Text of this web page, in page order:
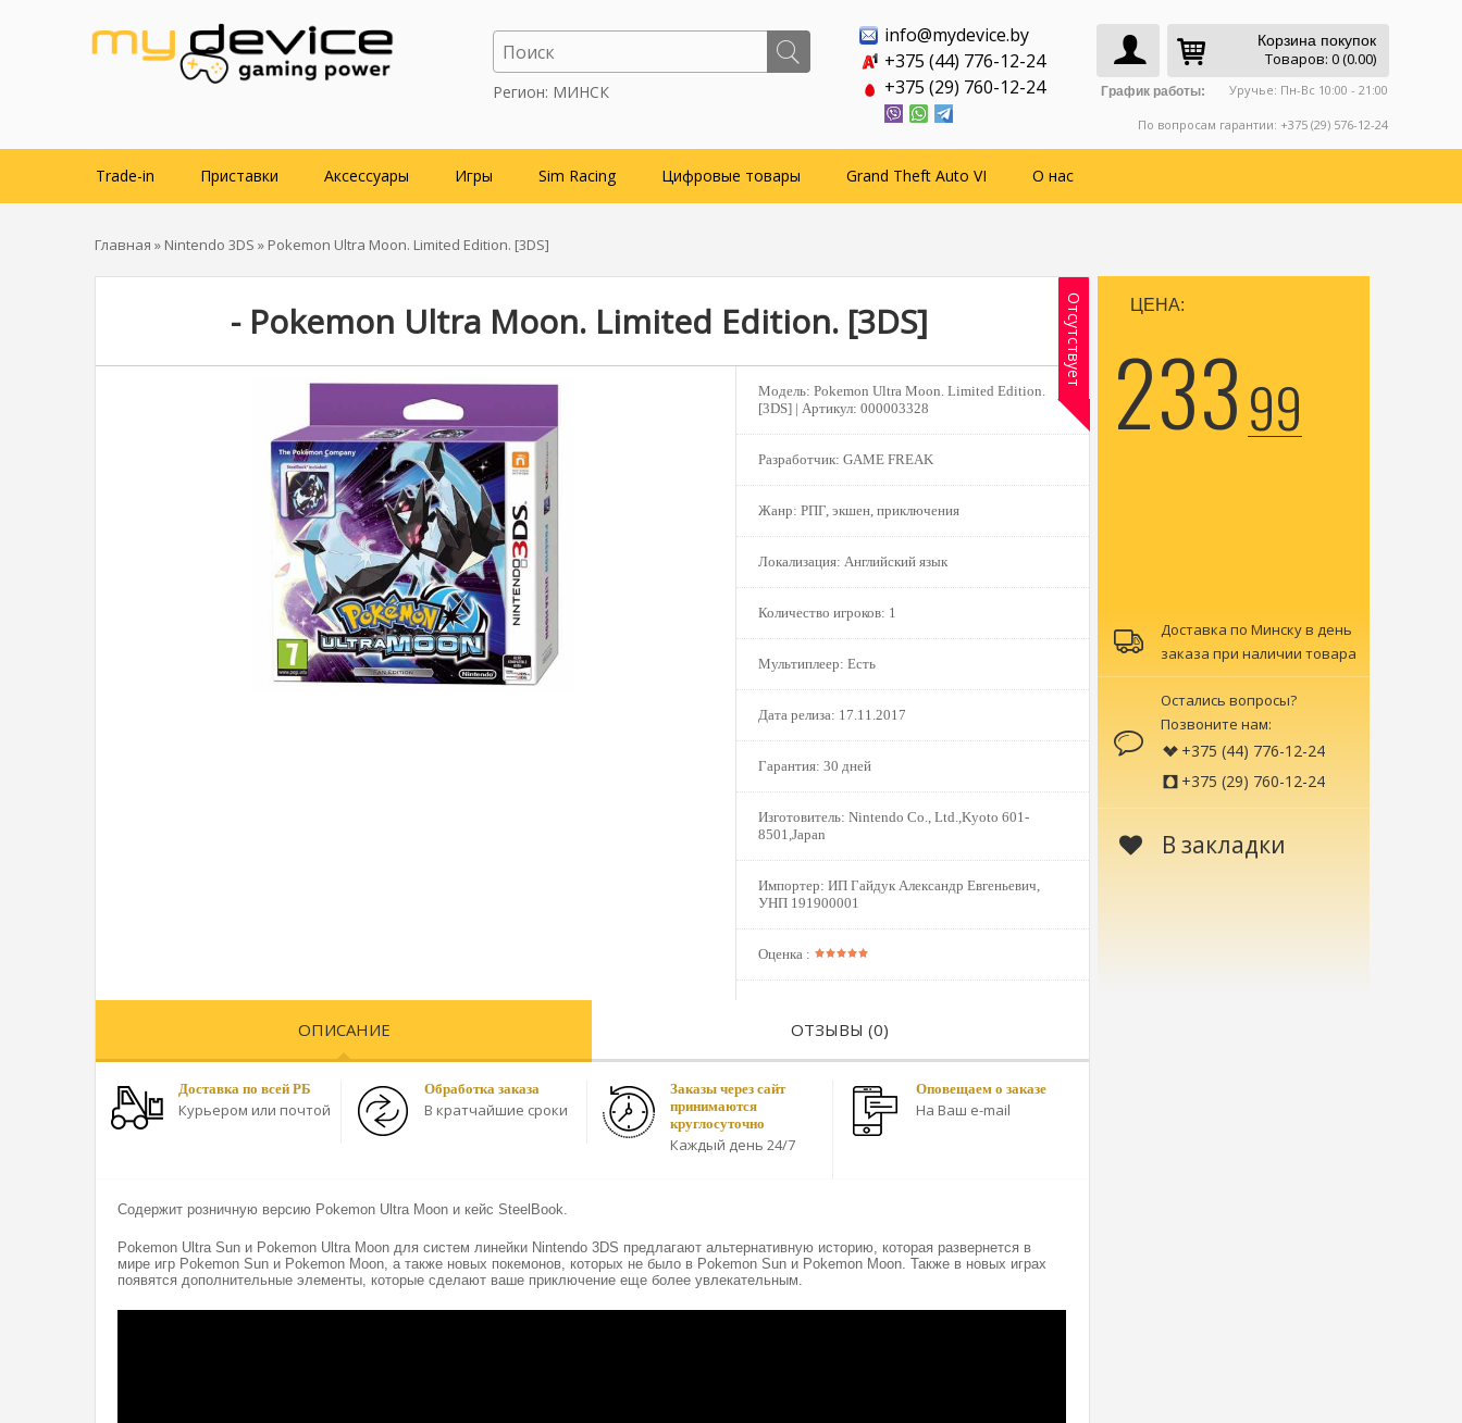
Регион: МИНСК
Корзина покупок
Товаров: 0 (0.00)
График работы: Уручье: Пн-Вс 10:00 - 21:00
По вопросам гарантии: +375 (29) 576-12-24
info@mydevice.by
+375 (44) 776-12-24
+375 (29) 760-12-24
Trade-in Приставки Аксессуары Игры Sim Racing Цифровые товары Grand Theft Auto VI О нас
Главная » Nintendo 3DS » Pokemon Ultra Moon. Limited Edition. [3DS]
- Pokemon Ultra Moon. Limited Edition. [3DS]
Модель: Pokemon Ultra Moon. Limited Edition.
[3DS] | Артикул: 000003328
Разработчик: GAME FREAK
Жанр: РПГ, экшен, приключения
Локализация: Английский язык
Количество игроков: 1
Мультиплеер: Есть
Дата релиза: 17.11.2017
Гарантия: 30 дней
Изготовитель: Nintendo Co., Ltd.,Kyoto 601-
8501,Japan
Импортер: ИП Гайдук Александр Евгеньевич,
УНП 191900001
Оценка :
Отсутствует
ОПИСАНИЕ ОТЗЫВЫ (0)
Доставка по всей РБ
Курьером или почтой
Обработка заказа
В кратчайшие сроки
Заказы через сайт
принимаются
круглосуточно
Каждый день 24/7
Оповещаем о заказе
На Ваш e-mail
Содержит розничную версию Pokemon Ultra Moon и кейс SteelBook.
Pokemon Ultra Sun и Pokemon Ultra Moon для систем линейки Nintendo 3DS предлагают альтернативную историю, которая развернется в
мире игр Pokemon Sun и Pokemon Moon, а также новых покемонов, которых не было в Pokemon Sun и Pokemon Moon. Также в новых играх
появятся дополнительные элементы, которые сделают ваше приключение еще более увлекательным.
ЦЕНА:
23399
Доставка по Минску в день
заказа при наличии товара
Остались вопросы?
Позвоните нам:
+375 (44) 776-12-24
+375 (29) 760-12-24
В закладки